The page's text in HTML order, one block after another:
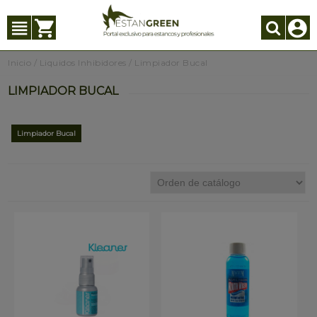
Inicio Liquidos Inhibidores Limpiador Bucal
LIMPIADOR BUCAL
Limpiador Bucal